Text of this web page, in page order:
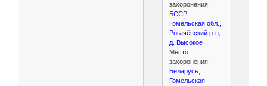
захоронения:
БССР,
Гомельская обл.,
Рогачёвский р-н,
д. Высокое
Место
захоронения:
Беларусь,
Гомельская,